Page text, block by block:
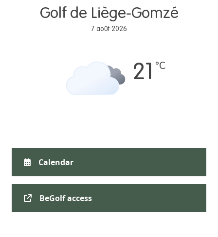
Golf de Liège-Gomzé
7 août 2026
21 °C
Calendar
BeGolf access